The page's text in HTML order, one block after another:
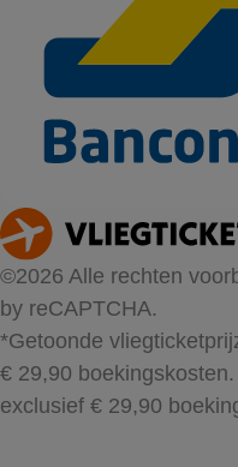
©2026 Alle rechten
by reCAPTCHA.
*Getoonde
€ 29,90 boekingskosten.
exclusief € 29,90